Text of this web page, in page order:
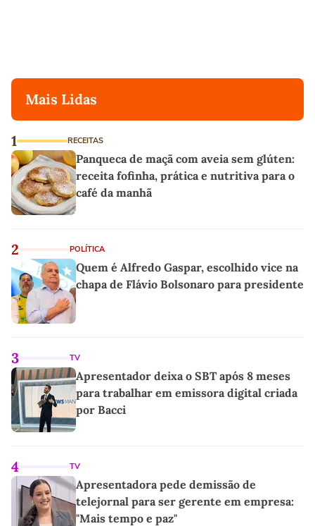
Mais Lidas
1 RECEITAS
Panqueca de maçã com aveia sem glúten:
receita fofinha, prática e nutritiva para o
café da manhã
2 POLÍTICA
Quem é Alfredo Gaspar, escolhido vice na
chapa de Flávio Bolsonaro para presidente
3 TV
Apresentador deixa o SBT após 8 meses
para trabalhar em emissora digital criada
por Bacci
4 TV
Apresentadora pede demissão de
telejornal para ser gerente em empresa:
"Mais tempo e paz"